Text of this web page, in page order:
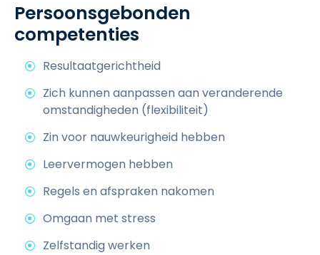
Persoonsgebonden
competenties
Resultaatgerichtheid
Zich kunnen aanpassen aan veranderende
omstandigheden (flexibiliteit)
Zin voor nauwkeurigheid hebben
Leervermogen hebben
Regels en afspraken nakomen
Omgaan met stress
Zelfstandig werken